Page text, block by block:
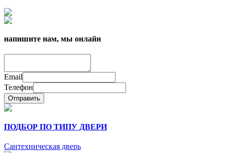
напишите нам, мы онлайн
Email
Телефон
Отправить
ПОДБОР ПО ТИПУ ДВЕРИ
Сантехническая дверь